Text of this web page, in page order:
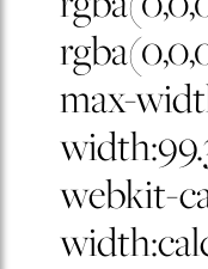
max-
webkit-